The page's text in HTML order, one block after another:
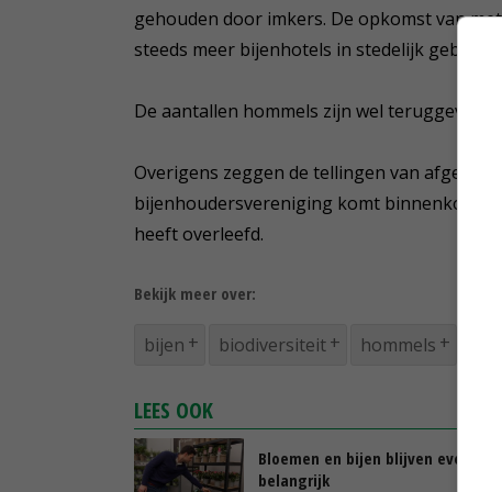
gehouden door imkers. De opkomst van
steeds meer bijenhotels in stedelijk gebied.
De aantallen hommels zijn wel
Overigens zeggen de tellingen van
bijenhoudersvereniging komt binnenkort
heeft overleefd.
Bekijk meer over:
bijen biodiversiteit hommels
LEES OOK
Bloemen en bijen blijven even
belangrijk